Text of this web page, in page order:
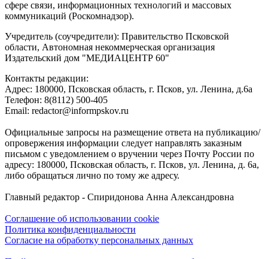
сфере связи, информационных технологий и массовых
коммуникаций (Роскомнадзор).
Учредитель (соучредители): Правительство Псковской
области, Автономная некоммерческая организация
Издательский дом "МЕДИАЦЕНТР 60"
Контакты редакции:
Адреc: 180000, Псковская область, г. Псков, ул. Ленина, д.6а
Телефон: 8(8112) 500-405
Email: redactor@informpskov.ru
Официальные запросы на размещение ответа на публикацию/
опровержения информации следует направлять заказным
письмом с уведомлением о вручении через Почту России по
адресу: 180000, Псковская область, г. Псков, ул. Ленина, д. 6а,
либо обращаться лично по тому же адресу.
Главный редактор - Спиридонова Анна Александровна
Соглашение об использовании cookie
Политика конфиденциальности
Согласие на обработку персональных данных